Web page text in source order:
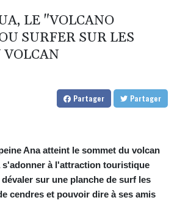
LE "VOLCANO
SURFER SUR LES
VOLCAN
Partager Partager
Ana atteint le sommet du volcan
s'adonner à l'attraction touristique
sur une planche de surf les
cendres et pouvoir dire à ses amis